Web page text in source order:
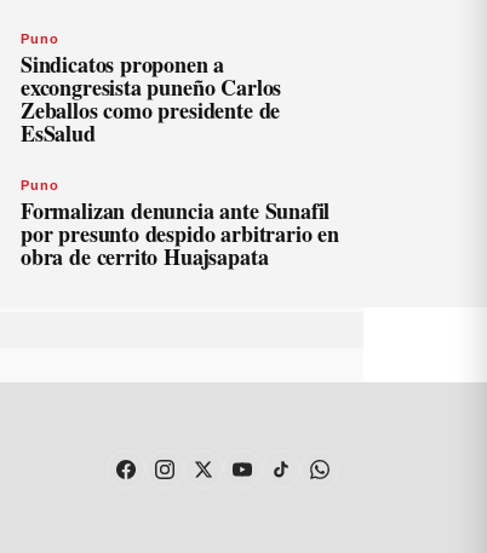
Puno
Sindicatos proponen a
excongresista puneño Carlos
Zeballos como presidente de
EsSalud
Puno
Formalizan denuncia ante Sunafil
por presunto despido arbitrario en
obra de cerrito Huajsapata